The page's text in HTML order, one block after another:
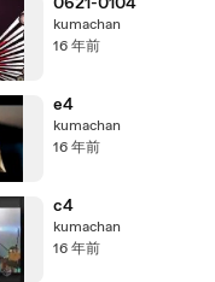
kumachan
16 年前
e4
kumachan
16 年前
c4
kumachan
16 年前